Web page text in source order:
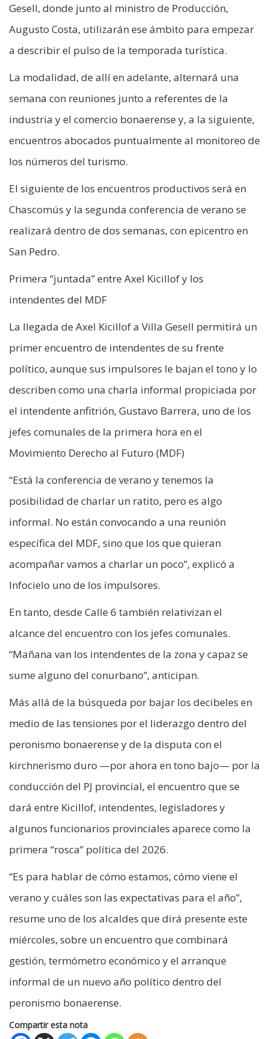
Gesell, donde junto al ministro de Producción,
Augusto Costa, utilizarán ese ámbito para empezar
a describir el pulso de la temporada turística.
La modalidad, de allí en adelante, alternará una
semana con reuniones junto a referentes de la
industria y el comercio bonaerense y, a la siguiente,
encuentros abocados puntualmente al monitoreo de
los números del turismo.
El siguiente de los encuentros productivos será en
Chascomús y la segunda conferencia de verano se
realizará dentro de dos semanas, con epicentro en
San Pedro.
Primera “juntada” entre Axel Kicillof y los
intendentes del MDF
La llegada de Axel Kicillof a Villa Gesell permitirá un
primer encuentro de intendentes de su frente
político, aunque sus impulsores le bajan el tono y lo
describen como una charla informal propiciada por
el intendente anfitrión, Gustavo Barrera, uno de los
jefes comunales de la primera hora en el
Movimiento Derecho al Futuro (MDF)
“Está la conferencia de verano y tenemos la
posibilidad de charlar un ratito, pero es algo
informal. No están convocando a una reunión
específica del MDF, sino que los que quieran
acompañar vamos a charlar un poco”, explicó a
Infocielo uno de los impulsores.
En tanto, desde Calle 6 también relativizan el
alcance del encuentro con los jefes comunales.
“Mañana van los intendentes de la zona y capaz se
sume alguno del conurbano”, anticipan.
Más allá de la búsqueda por bajar los decibeles en
medio de las tensiones por el liderazgo dentro del
peronismo bonaerense y de la disputa con el
kirchnerismo duro —por ahora en tono bajo— por la
conducción del PJ provincial, el encuentro que se
dará entre Kicillof, intendentes, legisladores y
algunos funcionarios provinciales aparece como la
primera “rosca” política del 2026.
“Es para hablar de cómo estamos, cómo viene el
verano y cuáles son las expectativas para el año”,
resume uno de los alcaldes que dirá presente este
miércoles, sobre un encuentro que combinará
gestión, termómetro económico y el arranque
informal de un nuevo año político dentro del
peronismo bonaerense.
Compartir esta nota